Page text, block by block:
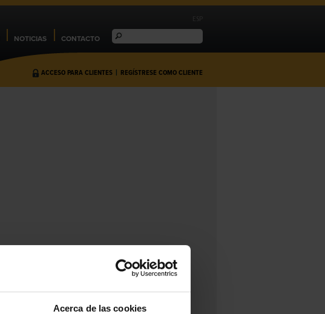
Acerca de las cookies
NOTICIAS CONTACTO
ACCESO PARA CLIENTES REGÍSTRESE COMO CLIENTE